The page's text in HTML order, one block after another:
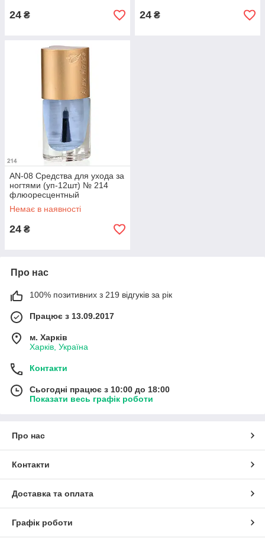
24 ₴ 24 ₴
AN-08 Средства для ухода за
ногтями (уп-12шт) № 214
флюоресцентный
закрепитель (голубой)
Немає в наявності
24 ₴
Про нас
100% позитивних з 219 відгуків за рік
Працює з 13.09.2017
м. Харків
Харків, Україна
Контакти
Сьогодні працює з 10:00 до 18:00
Показати весь графік роботи
Про нас
Контакти
Доставка та оплата
Графік роботи